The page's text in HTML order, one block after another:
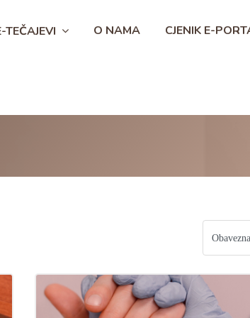
TEČAJEVI O NAMA CJENIK E-